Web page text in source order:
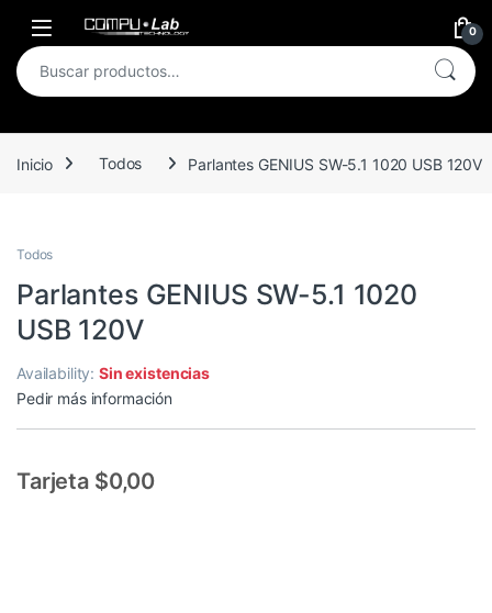
Open 0
Buscar por:
Inicio Todos Parlantes GENIUS SW-5.1 1020 USB 120V
Todos
Parlantes GENIUS SW-5.1 1020
USB 120V
Availability:Sin existencias
Pedir más información
Tarjeta $0,00